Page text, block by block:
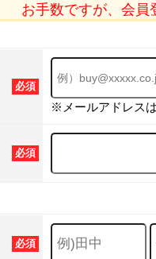
お手数ですが、会員
必須
※メールアドレス
必須
必須